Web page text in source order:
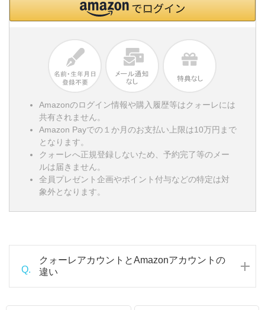
Amazonのログイン情報や購入履歴等はクォーレには
共有されません。
Amazon Payでの１か月のお支払い上限は10万円まで
となります。
クォーレへ正規登録しないため、予約完了等のメー
ルは届きません。
全員プレゼント企画やポイント付与などの特定は対
象外となります。
Q.
クォーレアカウントとAmazonアカウントの
違い